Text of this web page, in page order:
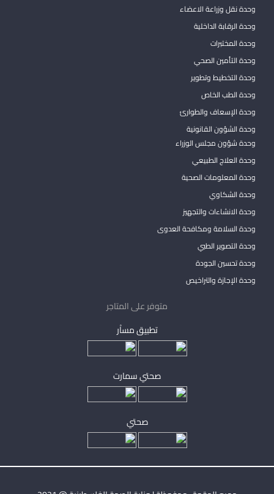
وحدة نقل وزراعة الاعضاء
وحدة الرقابة الداخلية
وحدة المختبرات
وحدة التأمين الصحي
وحدة التخطيط وتطوير
وحدة الطب الخاص
وحدة الإسعاف والطوارئ
وحدة الشؤون القانونية
وحدة شؤون مجلس الوزراء
وحدة العلاج الطبيعي
وحدة المعلومات الصحية
وحدة الشكاوي
وحدة الانشاءات والتجهيز
وحدة السلامة ومكافحة العدوى
وحدة التصوير الطبي
وحدة تحسين الجودة
وحدة الإجازة والتراخيص
متوفر على المتاجر
تطبيق مساْر
صحتي سمارت
صحتي